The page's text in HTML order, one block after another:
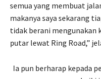
semua yang membuat
makanya saya sekarang
tidak berani mengunakan
putar lewat Ring Road,”
Ia pun berharap kepada